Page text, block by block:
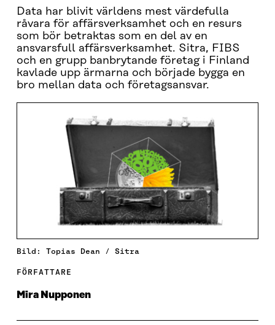
Data har blivit världens mest värdefulla
råvara för affärsverksamhet och en resurs
som bör betraktas som en del av en
ansvarsfull affärsverksamhet. Sitra, FIBS
och en grupp banbrytande företag i Finland
kavlade upp ärmarna och började bygga en
bro mellan data och företagsansvar.
Bild: Topias Dean / Sitra
FÖRFATTARE
Mira Nupponen